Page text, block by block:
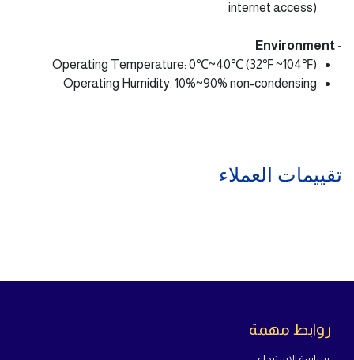
internet access)
- Environment
Operating Temperature: 0℃~40℃ (32℉ ~104℉)
Operating Humidity: 10%~90% non-condensing
تقييمات العملاء
روابط مهمة